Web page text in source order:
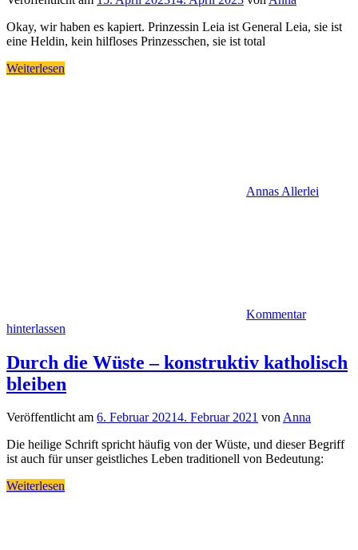
Okay, wir haben es kapiert. Prinzessin Leia ist General Leia, sie ist
eine Heldin, kein hilfloses Prinzesschen, sie ist total
Weiterlesen
Annas Allerlei
Kommentar
hinterlassen
Durch die Wüste – konstruktiv katholisch
bleiben
Veröffentlicht am 6. Februar 20214. Februar 2021 vonAnna
Die heilige Schrift spricht häufig von der Wüste, und dieser Begriff
ist auch für unser geistliches Leben traditionell von Bedeutung:
Weiterlesen